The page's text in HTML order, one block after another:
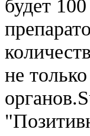
будет
не